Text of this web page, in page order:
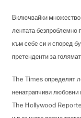
Включвайки
лентата безпроблемно
към себе си и според
претенденти за
The Times определят
ненатрапчиви
The Hollywood